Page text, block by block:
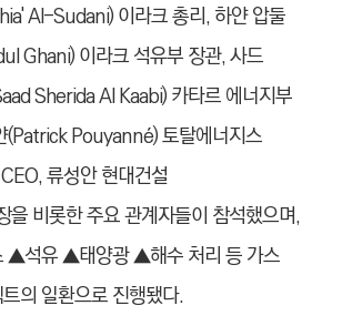
Al-Sudani) 이라크 총리, 하얀 압둘
Ghani) 이라크 석유부 장관, 사드
Sherida Al Kaabi) 카타르 에너지부
(Patrick Pouyanné) 토탈에너지스
류성안 현대건설
을 비롯한 주요 관계자들이 참석했으며,
▲석유 ▲태양광 ▲해수 처리 등 가스
의 일환으로 진행됐다.